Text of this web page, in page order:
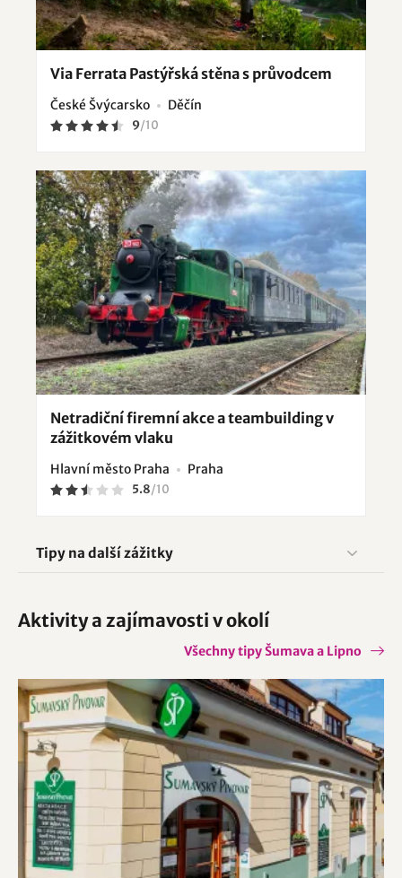
Via Ferrata Pastýřská stěna s průvodcem
České Švýcarsko Děčín
9/10
Netradiční firemní akce a teambuilding v
zážitkovém vlaku
Hlavní město Praha Praha
5.8/10
Tipy na další zážitky
Aktivity a zajímavosti v okolí
Všechny tipy Šumava a Lipno